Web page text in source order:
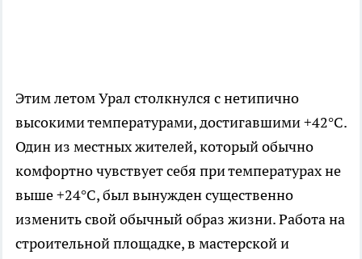
Этим летом Урал столкнулся с нетипично
высокими температурами, достигавшими +42°C.
Один из местных жителей, который обычно
комфортно чувствует себя при температурах не
выше +24°C, был вынужден существенно
изменить свой обычный образ жизни. Работа на
строительной площадке, в мастерской и